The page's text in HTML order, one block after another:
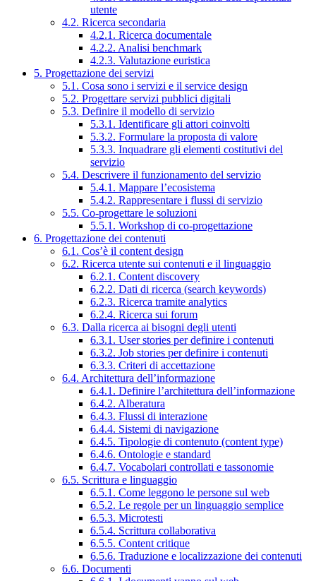
utente
4.2. Ricerca secondaria
4.2.1. Ricerca documentale
4.2.2. Analisi benchmark
4.2.3. Valutazione euristica
5. Progettazione dei servizi
5.1. Cosa sono i servizi e il service design
5.2. Progettare servizi pubblici digitali
5.3. Definire il modello di servizio
5.3.1. Identificare gli attori coinvolti
5.3.2. Formulare la proposta di valore
5.3.3. Inquadrare gli elementi costitutivi del
servizio
5.4. Descrivere il funzionamento del servizio
5.4.1. Mappare l’ecosistema
5.4.2. Rappresentare i flussi di servizio
5.5. Co-progettare le soluzioni
5.5.1. Workshop di co-progettazione
6. Progettazione dei contenuti
6.1. Cos’è il content design
6.2. Ricerca utente sui contenuti e il linguaggio
6.2.1. Content discovery
6.2.2. Dati di ricerca (search keywords)
6.2.3. Ricerca tramite analytics
6.2.4. Ricerca sui forum
6.3. Dalla ricerca ai bisogni degli utenti
6.3.1. User stories per definire i contenuti
6.3.2. Job stories per definire i contenuti
6.3.3. Criteri di accettazione
6.4. Architettura dell’informazione
6.4.1. Definire l’architettura dell’informazione
6.4.2. Alberatura
6.4.3. Flussi di interazione
6.4.4. Sistemi di navigazione
6.4.5. Tipologie di contenuto (content type)
6.4.6. Ontologie e standard
6.4.7. Vocabolari controllati e tassonomie
6.5. Scrittura e linguaggio
6.5.1. Come leggono le persone sul web
6.5.2. Le regole per un linguaggio semplice
6.5.3. Microtesti
6.5.4. Scrittura collaborativa
6.5.5. Content critique
6.5.6. Traduzione e localizzazione dei contenuti
6.6. Documenti